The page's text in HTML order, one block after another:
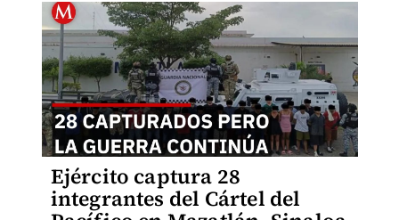
Ejército captura 28
integrantes del Cártel del